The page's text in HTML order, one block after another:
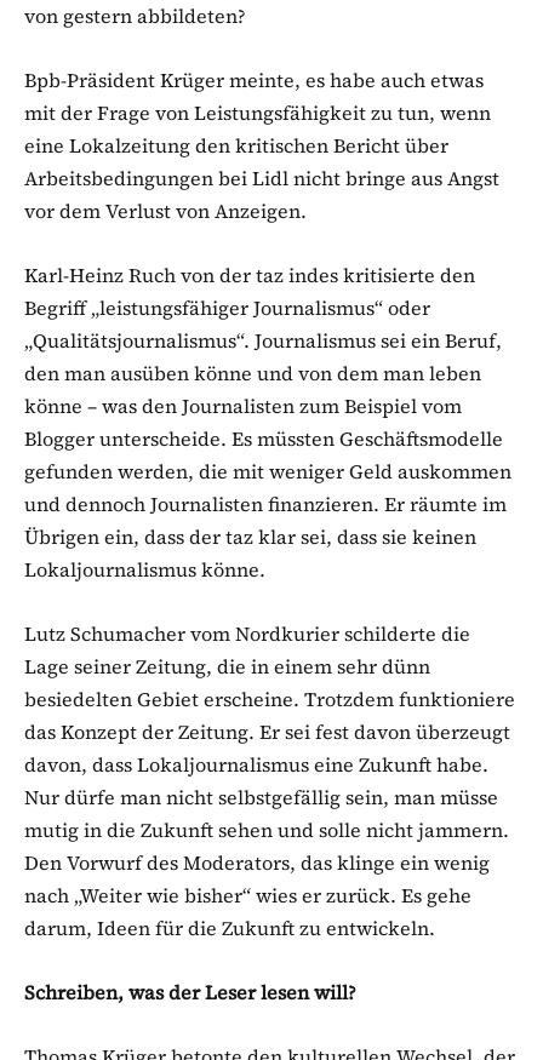
von gestern abbildeten?
Bpb-Präsident Krüger meinte, es habe auch etwas
mit der Frage von Leistungsfähigkeit zu tun, wenn
eine Lokalzeitung den kritischen Bericht über
Arbeitsbedingungen bei Lidl nicht bringe aus Angst
vor dem Verlust von Anzeigen.
Karl-Heinz Ruch von der taz indes kritisierte den
Begriff „leistungsfähiger Journalismus“ oder
„Qualitätsjournalismus“. Journalismus sei ein Beruf,
den man ausüben könne und von dem man leben
könne – was den Journalisten zum Beispiel vom
Blogger unterscheide. Es müssten Geschäftsmodelle
gefunden werden, die mit weniger Geld auskommen
und dennoch Journalisten finanzieren. Er räumte im
Übrigen ein, dass der taz klar sei, dass sie keinen
Lokaljournalismus könne.
Lutz Schumacher vom Nordkurier schilderte die
Lage seiner Zeitung, die in einem sehr dünn
besiedelten Gebiet erscheine. Trotzdem funktioniere
das Konzept der Zeitung. Er sei fest davon überzeugt
davon, dass Lokaljournalismus eine Zukunft habe.
Nur dürfe man nicht selbstgefällig sein, man müsse
mutig in die Zukunft sehen und solle nicht jammern.
Den Vorwurf des Moderators, das klinge ein wenig
nach „Weiter wie bisher“ wies er zurück. Es gehe
darum, Ideen für die Zukunft zu entwickeln.
Schreiben, was der Leser lesen will?